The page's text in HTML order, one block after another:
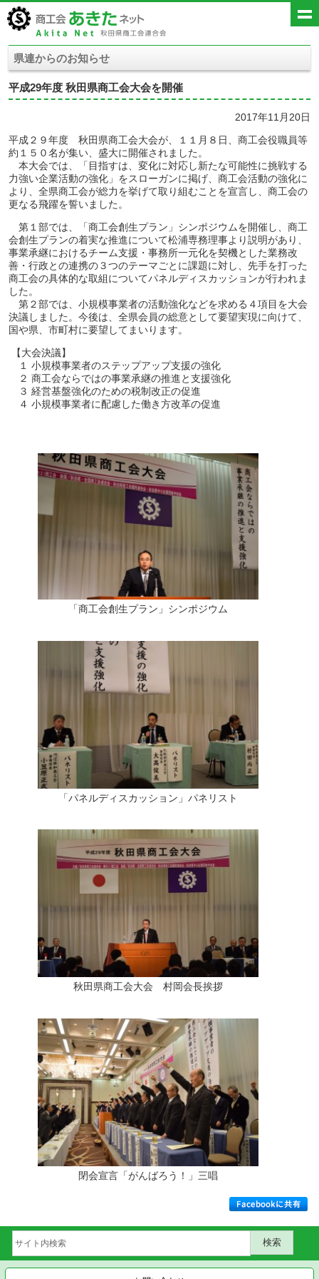
県連からのお知らせ
平成29年度 秋田県商工会大会を開催
2017年11月20日
平成２９年度 秋田県商工会大会が、１１月８日、商工会役職員等
約１５０名が集い、盛大に開催されました。
本大会では、「目指すは、変化に対応し新たな可能性に挑戦する
力強い企業活動の強化」をスローガンに掲げ、商工会活動の強化に
より、全県商工会が総力を挙げて取り組むことを宣言し、商工会の
更なる飛躍を誓いました。
第１部では、「商工会創生プラン」シンポジウムを開催し、商工
会創生プランの着実な推進について松浦専務理事より説明があり、
事業承継におけるチーム支援・事務所一元化を契機とした業務改
善・行政との連携の３つのテーマごとに課題に対し、先手を打った
商工会の具体的な取組についてパネルディスカッションが行われま
した。
第２部では、小規模事業者の活動強化などを求める４項目を大会
決議しました。今後は、全県会員の総意として要望実現に向けて、
国や県、市町村に要望してまいります。
【大会決議】
１ 小規模事業者のステップアップ支援の強化
２ 商工会ならではの事業承継の推進と支援強化
３ 経営基盤強化のための税制改正の促進
４ 小規模事業者に配慮した働き方改革の促進
「商工会創生プラン」シンポジウム
「パネルディスカッション」パネリスト
秋田県商工会大会 村岡会長挨拶
閉会宣言「がんばろう！」三唱